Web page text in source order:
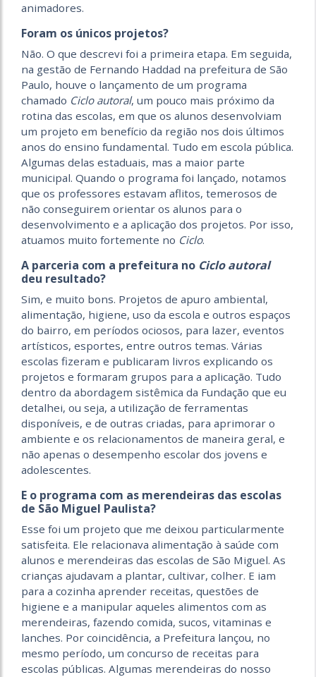
animadores.
Foram os únicos projetos?
Não. O que descrevi foi a primeira etapa. Em seguida,
na gestão de Fernando Haddad na prefeitura de São
Paulo, houve o lançamento de um programa
chamado Ciclo autoral, um pouco mais próximo da
rotina das escolas, em que os alunos desenvolviam
um projeto em benefício da região nos dois últimos
anos do ensino fundamental. Tudo em escola pública.
Algumas delas estaduais, mas a maior parte
municipal. Quando o programa foi lançado, notamos
que os professores estavam aflitos, temerosos de
não conseguirem orientar os alunos para o
desenvolvimento e a aplicação dos projetos. Por isso,
atuamos muito fortemente no Ciclo.
A parceria com a prefeitura no Ciclo autoral
deu resultado?
Sim, e muito bons. Projetos de apuro ambiental,
alimentação, higiene, uso da escola e outros espaços
do bairro, em períodos ociosos, para lazer, eventos
artísticos, esportes, entre outros temas. Várias
escolas fizeram e publicaram livros explicando os
projetos e formaram grupos para a aplicação. Tudo
dentro da abordagem sistêmica da Fundação que eu
detalhei, ou seja, a utilização de ferramentas
disponíveis, e de outras criadas, para aprimorar o
ambiente e os relacionamentos de maneira geral, e
não apenas o desempenho escolar dos jovens e
adolescentes.
E o programa com as merendeiras das escolas
de São Miguel Paulista?
Esse foi um projeto que me deixou particularmente
satisfeita. Ele relacionava alimentação à saúde com
alunos e merendeiras das escolas de São Miguel. As
crianças ajudavam a plantar, cultivar, colher. E iam
para a cozinha aprender receitas, questões de
higiene e a manipular aqueles alimentos com as
merendeiras, fazendo comida, sucos, vitaminas e
lanches. Por coincidência, a Prefeitura lançou, no
mesmo período, um concurso de receitas para
escolas públicas. Algumas merendeiras do nosso